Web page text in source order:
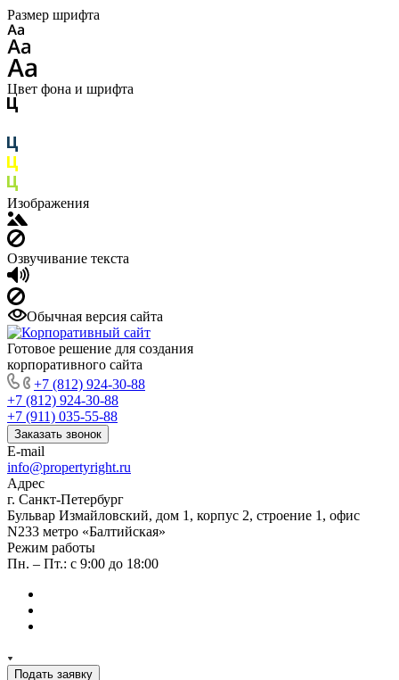
Размер шрифта
Цвет фона и шрифта
Изображения
Озвучивание текста
Обычная версия сайта
Готовое решение для создания
корпоративного сайта
+7 (812) 924-30-88
+7 (812) 924-30-88
+7 (911) 035-55-88
Заказать звонок
E-mail
info@propertyright.ru
Адрес
г. Санкт-Петербург
Бульвар Измайловский, дом 1, корпус 2, строение 1, офис
N233 метро «Балтийская»
Режим работы
Пн. – Пт.: с 9:00 до 18:00
Подать заявку